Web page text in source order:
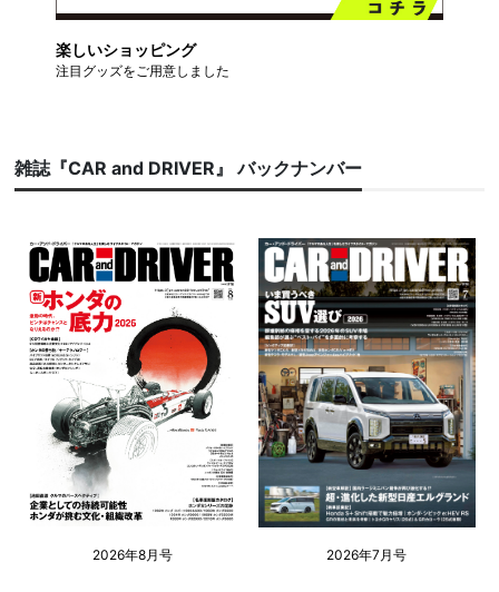
楽しいショッピング
注目グッズをご用意しました
雑誌『CAR and DRIVER』 バックナンバー
2026年8月号 2026年7月号